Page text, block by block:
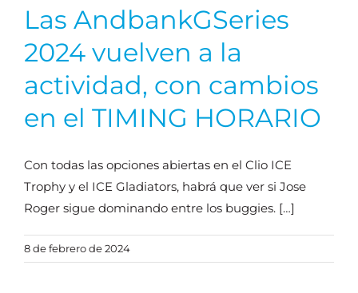
Las AndbankGSeries
2024 vuelven a la
actividad, con cambios
en el TIMING HORARIO
Con todas las opciones abiertas en el Clio ICE
Trophy y el ICE Gladiators, habrá que ver si Jose
Roger sigue dominando entre los buggies. […]
8 de febrero de 2024